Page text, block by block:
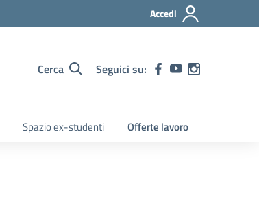
Accedi
Cerca Seguici su:
Spazio ex-studenti Offerte lavoro